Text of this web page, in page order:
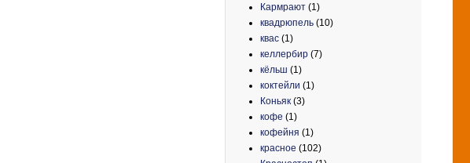
Кармрают (1)
квадрюпель (10)
квас (1)
келлербир (7)
кёльш (1)
коктейли (1)
Коньяк (3)
кофе (1)
кофейня (1)
красное (102)